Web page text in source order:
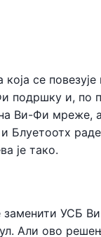
се
подршку и, по
Ви-Фи мреже,
Блуетоотх раде
је тако.
заменити УСБ
Али ово